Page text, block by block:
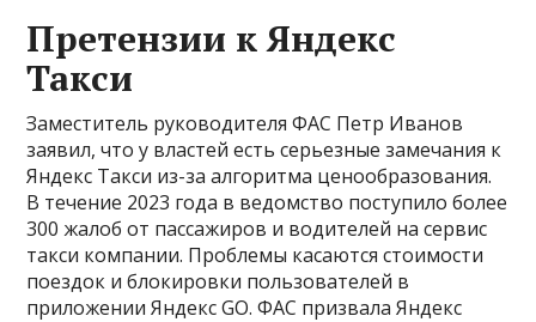
Претензии к Яндекс
Такси
Заместитель руководителя ФАС Петр Иванов
заявил, что у властей есть серьезные замечания к
Яндекс Такси из-за алгоритма ценообразования.
В течение 2023 года в ведомство поступило более
300 жалоб от пассажиров и водителей на сервис
такси компании. Проблемы касаются стоимости
поездок и блокировки пользователей в
приложении Яндекс GO. ФАС призвала Яндекс